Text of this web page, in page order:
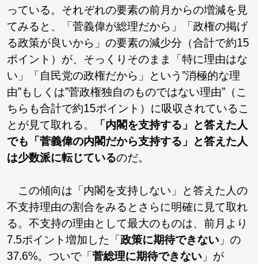
っている。それぞれの要素の前月からの増減を見
てみると、「菅義偉が総理だから」「政権の掲げ
る政策が良いから」の要素の減少分（合計で約15
ポイント）が、そっくりそのまま「特に理由はな
い」「自民党の政権だから」という”消極的な理
由”もしくは”菅政権独自のものではない理由”（こ
ちらも合計で約15ポイント）に吸収されているこ
とが見て取れる。
「内閣を支持する」と答えた人
でも「菅義偉の内閣だから支持する」と答えた人
は少数派に転じているのだ。
この傾向は「内閣を支持しない」と答えた人の
不支持理由の割合をみるとさらに明確に見て取れ
る。不支持の理由として最大のものは、前月より
7.5ポイント増加した「 政策に期待できない 」の
37.6%。ついで「 菅総理に期待できない 」が